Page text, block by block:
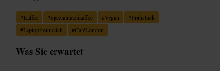
#Kaffee #Spezialitätenkaffee #Vegan #Frühstück
#Laptopfreundlich #CaféLondon
Was Sie erwartet